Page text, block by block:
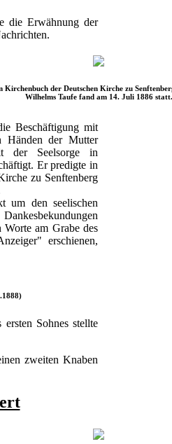
die Erwähnung der
Kirchenbuch der Deutschen Kirche zu
Wilhelms Taufe fand am 14. Juli 1886 statt.
Beschäftigung mit
Händen der Mutter
der Seelsorge in
Er predigte in
zu Senftenberg
um den seelischen
Worte am Grabe des
erschienen,
Sohnes stellte
zweiten Knaben